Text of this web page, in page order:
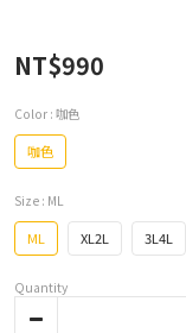
NT$990
Color : 咖色
咖色
Size : ML
ML XL2L 3L4L
Quantity